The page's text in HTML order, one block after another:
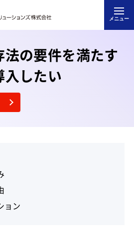
メニュー
法の要件を満たす
入したい
ョン